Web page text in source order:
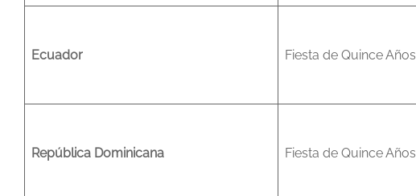
Ecuador Fiesta de Quince Años
República Dominicana Fiesta de Quince Años